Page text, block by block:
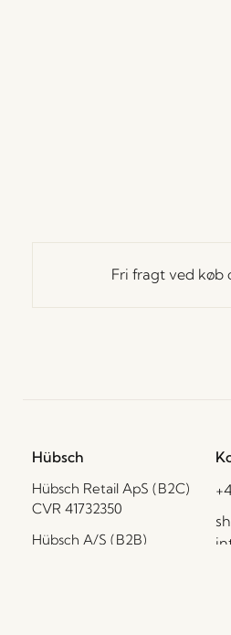
Fri fragt ved køb
Hübsch
Hübsch Retail ApS (B2C)
CVR 41732350
Hübsch A/S (B2B)